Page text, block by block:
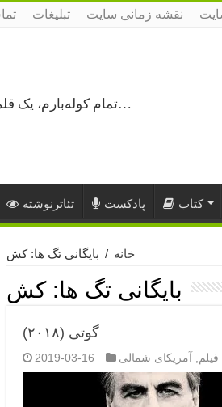
تبلیغات نقشه زمانی سایت
تمام کوله‌بارم، یک قلم و چند ورق کاغذ، می‌گذرم از هزار و یک راه نرفته…
تئاترنوشته پادکست کتاب
خانه / بایگانی تگ ها: کش
بایگانی تگ ها:کش
گوتی (۲۰۱۸)
2019-03-16 فیلم آمریکای شمالی